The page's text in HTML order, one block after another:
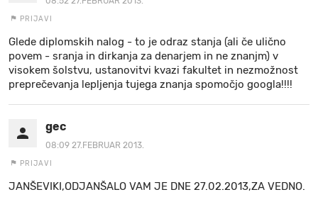
PRIJAVI
Glede diplomskih nalog - to je odraz stanja (ali če ulično
povem - sranja in dirkanja za denarjem in ne znanjm) v
visokem šolstvu, ustanovitvi kvazi fakultet in nezmožnost
preprečevanja lepljenja tujega znanja spomočjo googla!!!!
gec
08:09 27.FEBRUAR 2013.
PRIJAVI
JANŠEVIKI,ODJANŠALO VAM JE DNE 27.02.2013,ZA VEDNO.